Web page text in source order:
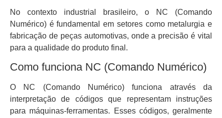
No contexto industrial brasileiro, o NC (Comando
Numérico) é fundamental em setores como metalurgia e
fabricação de peças automotivas, onde a precisão é vital
para a qualidade do produto final.
Como funciona NC (Comando Numérico)
O NC (Comando Numérico) funciona através da
interpretação de códigos que representam instruções
para máquinas-ferramentas. Esses códigos, geralmente